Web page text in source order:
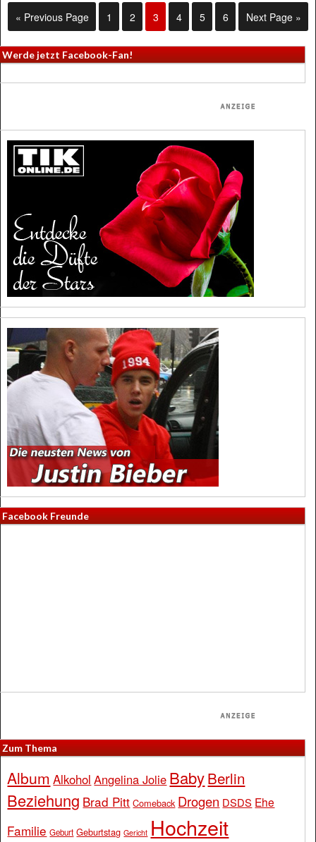
« Previous Page 1 2 3 4 5 6 Next Page »
Werde jetzt Facebook-Fan!
Facebook Freunde
Zum Thema
Album Alkohol Angelina Jolie BabyBerlin
Beziehung Brad Pitt Comeback Drogen DSDS Ehe
Familie Geburt Geburtstag Gericht Hochzeit